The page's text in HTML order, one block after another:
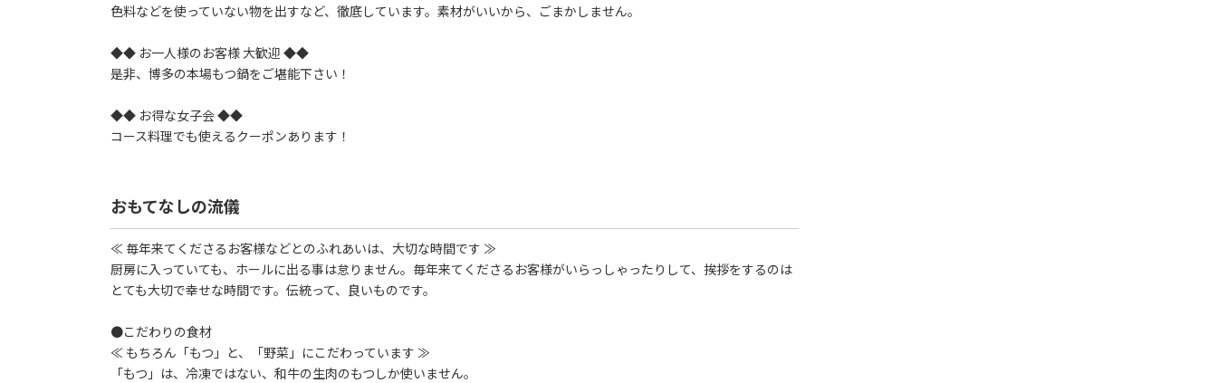
色料などを使っていない物を出すなど、徹底しています。素材がいいから、ごまかしません。
◆◆ お一人様のお客様 大歓迎 ◆◆
是非、博多の本場もつ鍋をご堪能下さい！
◆◆ お得な女子会 ◆◆
コース料理でも使えるクーポンあります！
おもてなしの流儀
≪ 毎年来てくださるお客様などとのふれあいは、大切な時間です ≫
厨房に入っていても、ホールに出る事は怠りません。毎年来てくださるお客様がいらっしゃったりして、挨拶をするのは
とても大切で幸せな時間です。伝統って、良いものです。
●こだわりの食材
≪ もちろん「もつ」と、「野菜」にこだわっています ≫
「もつ」は、冷凍ではない、和牛の生肉のもつしか使いません。